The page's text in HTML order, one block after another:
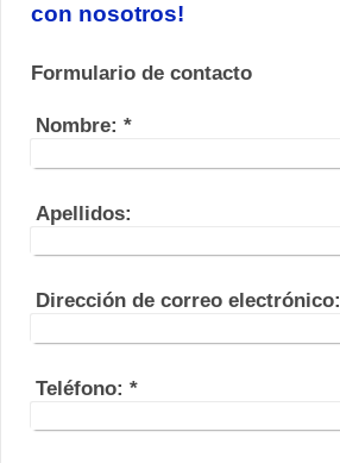
con nosotros!
Formulario de contacto
Nombre: *
Apellidos:
Dirección de correo electrónico:
Teléfono: *